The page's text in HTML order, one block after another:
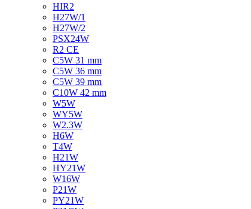
HIR2
H27W/1
H27W/2
PSX24W
R2 CE
C5W 31 mm
C5W 36 mm
C5W 39 mm
C10W 42 mm
W5W
WY5W
W2.3W
H6W
T4W
H21W
HY21W
W16W
P21W
PY21W